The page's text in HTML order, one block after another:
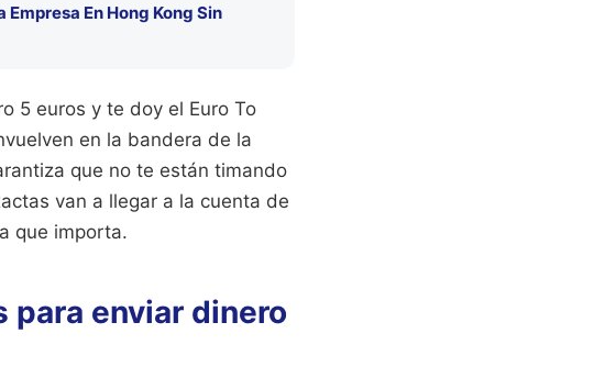
En Hong Kong Sin
5 euros y te doy el Euro To
en la bandera de la
que no te están timando
van a llegar a la cuenta de
que importa.
para enviar dinero